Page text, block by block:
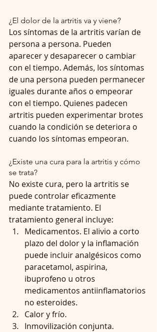
¿El dolor de la artritis va y viene?
Los síntomas de la artritis varían de
persona a persona. Pueden
aparecer y desaparecer o cambiar
con el tiempo. Además, los síntomas
de una persona pueden permanecer
iguales durante años o empeorar
con el tiempo. Quienes padecen
artritis pueden experimentar brotes
cuando la condición se deteriora o
cuando los síntomas empeoran.
¿Existe una cura para la artritis y cómo
se trata?
No existe cura, pero la artritis se
puede controlar eficazmente
mediante tratamiento. El
tratamiento general incluye:
Medicamentos. El alivio a corto
plazo del dolor y la inflamación
puede incluir analgésicos como
paracetamol, aspirina,
ibuprofeno u otros
medicamentos antiinflamatorios
no esteroides.
Calor y frío.
Inmovilización conjunta.